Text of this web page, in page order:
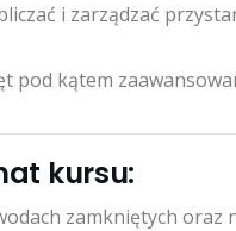
i zarządzać
pod kątem
kursu:
zamkniętych